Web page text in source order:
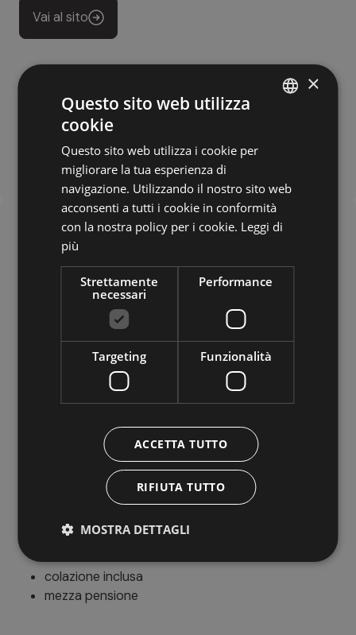
Vai al sito
Trattamento
colazione inclusa
mezza pensione
×
Questo sito web utilizza
cookie
Questo sito web utilizza i cookie per
migliorare la tua esperienza di
navigazione. Utilizzando il nostro sito web
acconsenti a tutti i cookie in conformità
con la nostra policy per i cookie. Leggi di
più
Strettamente
necessari
Performance
Targeting Funzionalità
ACCETTA TUTTO
RIFIUTA TUTTO
MOSTRA DETTAGLI